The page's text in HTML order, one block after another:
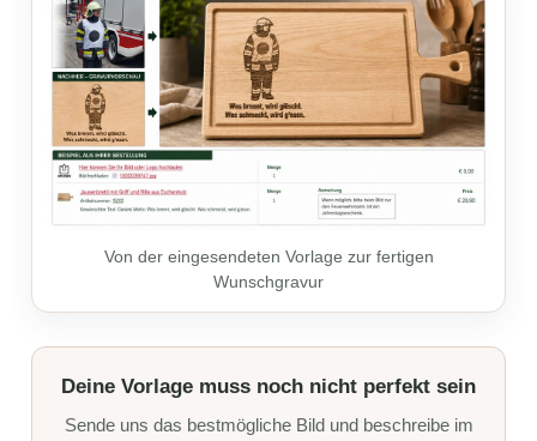
Von der eingesendeten Vorlage zur fertigen
Wunschgravur
Deine Vorlage muss noch nicht perfekt sein
Sende uns das bestmögliche Bild und beschreibe im